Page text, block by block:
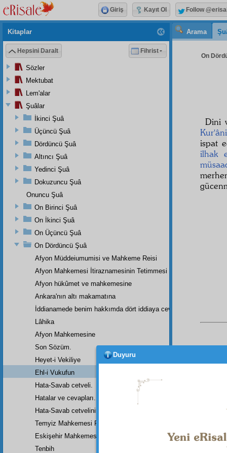
Arama
On
Dini
ispat
ilhak
Kitaplar
Hepsini Daralt Fihrist
Sözler
Mektubat
Lem'alar
Şuâlar
İkinci Şuâ
Üçüncü Şuâ
Dördüncü Şuâ
Altıncı Şuâ
Yedinci Şuâ
Dokuzuncu Şuâ
Onuncu Şuâ
On Birinci Şuâ
On İkinci Şuâ
On Üçüncü Şuâ
On Dördüncü Şuâ
Afyon Müddeiumumisi ve Mahkeme Reisi
Afyon Mahkemesi İtiraznamesinin Tetimmesi
Afyon hükûmet ve mahkemesine
Ankara'nın altı makamatına
İddianamede benim hakkımda dört iddiaya cevap
Lâhika
Afyon Mahkemesine
Son Sözüm.
Heyet-i Vekiliye
Ehl-i Vukufun
Hata-Savab cetveli.
Hatalar ve cevapları.
Hata-Savab cetvelinin zeylidir.
Temyiz Mahkemesi Riyasetine:
Eskişehir Mahkemesinde Yazılan Arzuhalin Bir Parçası
Tenbih
Giriş Kayıt Ol Follow
Duyuru